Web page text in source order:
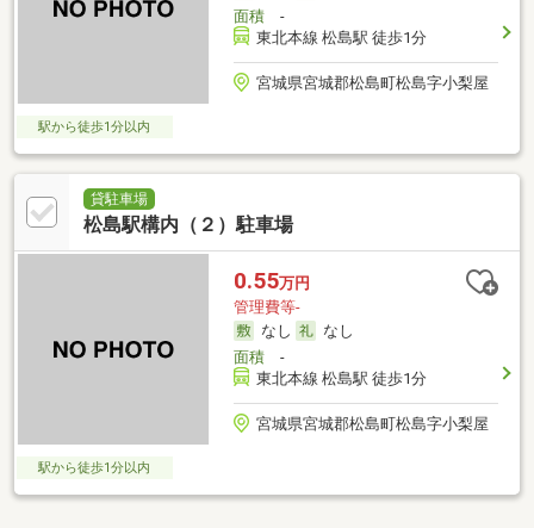
面積-
東北本線 松島駅 徒歩1分
宮城県宮城郡松島町松島字小梨屋
駅から徒歩1分以内
貸駐車場
松島駅構内（２）駐車場
0.55万円
管理費等-
なし
なし
面積-
東北本線 松島駅 徒歩1分
宮城県宮城郡松島町松島字小梨屋
駅から徒歩1分以内